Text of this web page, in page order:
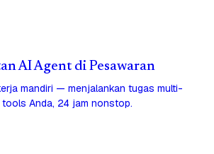
AI Agent di Pesawaran
mandiri — menjalankan tugas multi-
tools Anda, 24 jam nonstop.